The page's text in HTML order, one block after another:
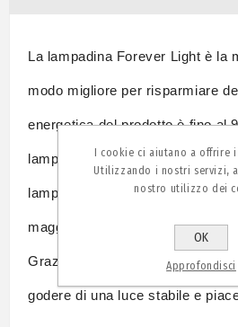
La lampadina Forever Light è la
modo migliore per risparmiare
energetica del prodotto è fino al
lampadina tradizionale. Ti
lampadine: maggiore durata,
maggiore durata rispetto a una
Grazie alle ultime soluzioni
godere di una luce stabile e
I cookie ci aiutano a offrire
Utilizzando i nostri servizi,
nostro utilizzo dei
OK
Approfondisci